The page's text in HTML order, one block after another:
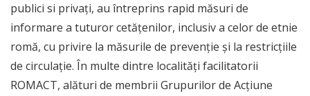
publici si privați, au întreprins rapid măsuri de
informare a tuturor cetățenilor, inclusiv a celor de etnie
romă, cu privire la măsurile de prevenție și la restricțiile
de circulație. În multe dintre localități facilitatorii
ROMACT, alături de membrii Grupurilor de Acțiune